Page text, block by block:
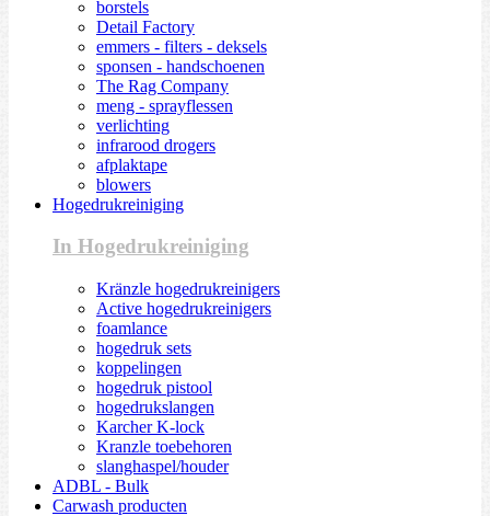
borstels
Detail Factory
emmers - filters - deksels
sponsen - handschoenen
The Rag Company
meng - sprayflessen
verlichting
infrarood drogers
afplaktape
blowers
Hogedrukreiniging
In Hogedrukreiniging
Kränzle hogedrukreinigers
Active hogedrukreinigers
foamlance
hogedruk sets
koppelingen
hogedruk pistool
hogedrukslangen
Karcher K-lock
Kranzle toebehoren
slanghaspel/houder
ADBL - Bulk
Carwash producten